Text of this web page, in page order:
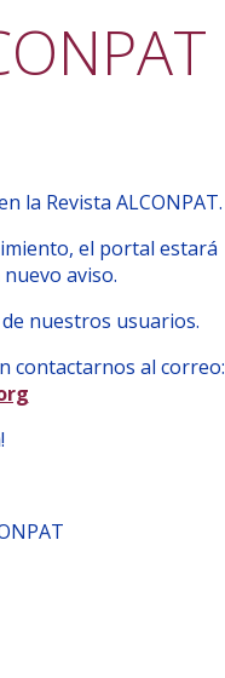
la Revista ALCONPAT.
el portal estará
aviso.
nuestros usuarios.
contactarnos al correo: